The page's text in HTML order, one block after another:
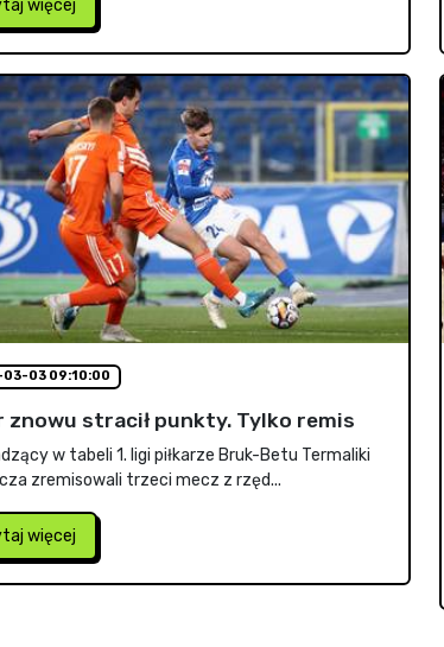
więcej
03-03 09:10:00
znowu stracił punkty. Tylko remis
w tabeli 1. ligi piłkarze Bruk-Betu Termaliki
zremisowali trzeci mecz z rzęd...
więcej